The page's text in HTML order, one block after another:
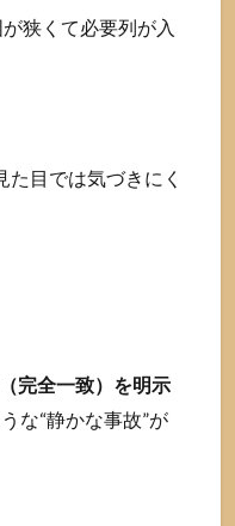
狭くて必要列が入
目では気づきにく
完全一致）を明示
な“静かな事故”が